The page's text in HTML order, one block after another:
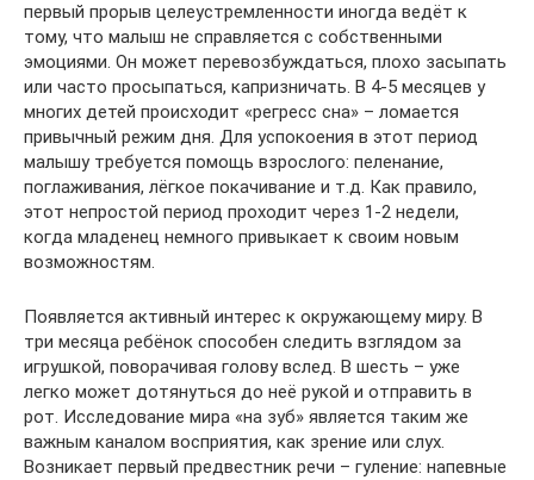
первый прорыв целеустремленности иногда ведёт к
тому, что малыш не справляется с собственными
эмоциями. Он может перевозбуждаться, плохо засыпать
или часто просыпаться, капризничать. В 4-5 месяцев у
многих детей происходит «регресс сна» – ломается
привычный режим дня. Для успокоения в этот период
малышу требуется помощь взрослого: пеленание,
поглаживания, лёгкое покачивание и т.д. Как правило,
этот непростой период проходит через 1-2 недели,
когда младенец немного привыкает к своим новым
возможностям.
Появляется активный интерес к окружающему миру. В
три месяца ребёнок способен следить взглядом за
игрушкой, поворачивая голову вслед. В шесть – уже
легко может дотянуться до неё рукой и отправить в
рот. Исследование мира «на зуб» является таким же
важным каналом восприятия, как зрение или слух.
Возникает первый предвестник речи – гуление: напевные